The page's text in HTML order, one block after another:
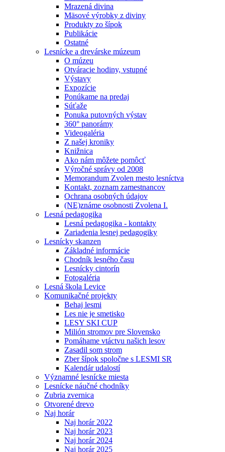
Mrazená divina
Mäsové výrobky z diviny
Produkty zo šípok
Publikácie
Ostatné
Lesnícke a drevárske múzeum
O múzeu
Otváracie hodiny, vstupné
Výstavy
Expozície
Ponúkame na predaj
Súťaže
Ponuka putovných výstav
360° panorámy
Videogaléria
Z našej kroniky
Knižnica
Ako nám môžete pomôcť
Výročné správy od 2008
Memorandum Zvolen mesto lesníctva
Kontakt, zoznam zamestnancov
Ochrana osobných údajov
(NE)známe osobnosti Zvolena I.
Lesná pedagogika
Lesná pedagogika - kontakty
Zariadenia lesnej pedagogiky
Lesnícky skanzen
Základné informácie
Chodník lesného času
Lesnícky cintorín
Fotogaléria
Lesná škola Levice
Komunikačné projekty
Behaj lesmi
Les nie je smetisko
LESY SKI CUP
Milión stromov pre Slovensko
Pomáhame vtáctvu našich lesov
Zasadil som strom
Zber šípok spoločne s LESMI SR
Kalendár udalostí
Významné lesnícke miesta
Lesnícke náučné chodníky
Zubria zvernica
Otvorené drevo
Naj horár
Naj horár 2022
Naj horár 2023
Naj horár 2024
Naj horár 2025